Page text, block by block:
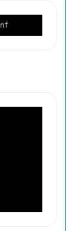
/etc/supervisor/conf.d/gost.conf